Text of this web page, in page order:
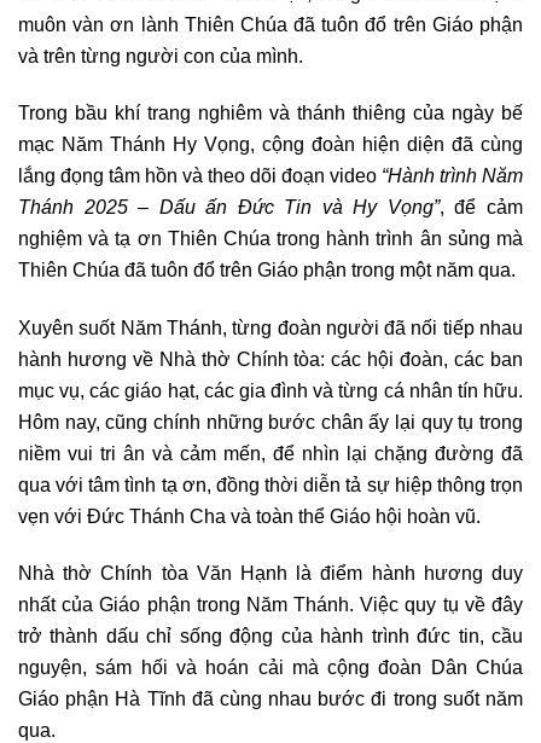
muôn vàn ơn lành Thiên Chúa đã tuôn đổ trên Giáo phận
và trên từng người con của mình.
Trong bầu khí trang nghiêm và thánh thiêng của ngày bế
mạc Năm Thánh Hy Vọng, cộng đoàn hiện diện đã cùng
lắng đọng tâm hồn và theo dõi đoạn video “Hành trình Năm
Thánh 2025 – Dấu ấn Đức Tin và Hy Vọng”, để cảm
nghiệm và tạ ơn Thiên Chúa trong hành trình ân sủng mà
Thiên Chúa đã tuôn đổ trên Giáo phận trong một năm qua.
Xuyên suốt Năm Thánh, từng đoàn người đã nối tiếp nhau
hành hương về Nhà thờ Chính tòa: các hội đoàn, các ban
mục vụ, các giáo hạt, các gia đình và từng cá nhân tín hữu.
Hôm nay, cũng chính những bước chân ấy lại quy tụ trong
niềm vui tri ân và cảm mến, để nhìn lại chặng đường đã
qua với tâm tình tạ ơn, đồng thời diễn tả sự hiệp thông trọn
vẹn với Đức Thánh Cha và toàn thể Giáo hội hoàn vũ.
Nhà thờ Chính tòa Văn Hạnh là điểm hành hương duy
nhất của Giáo phận trong Năm Thánh. Việc quy tụ về đây
trở thành dấu chỉ sống động của hành trình đức tin, cầu
nguyện, sám hối và hoán cải mà cộng đoàn Dân Chúa
Giáo phận Hà Tĩnh đã cùng nhau bước đi trong suốt năm
qua.